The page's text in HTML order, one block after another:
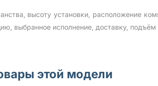
высоту установки, расположение
выбранное исполнение, доставку, подъём
этой модели